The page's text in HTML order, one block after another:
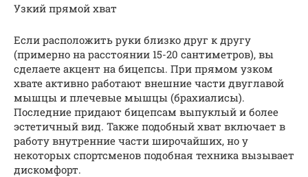
Узкий прямой хват
Если расположить руки близко друг к другу
(примерно на расстоянии 15-20 сантиметров), вы
сделаете акцент на бицепсы. При прямом узком
хвате активно работают внешние части двуглавой
мышцы и плечевые мышцы (брахиалисы).
Последние придают бицепсам выпуклый и более
эстетичный вид. Также подобный хват включает в
работу внутренние части широчайших, но у
некоторых спортсменов подобная техника вызывает
дискомфорт.